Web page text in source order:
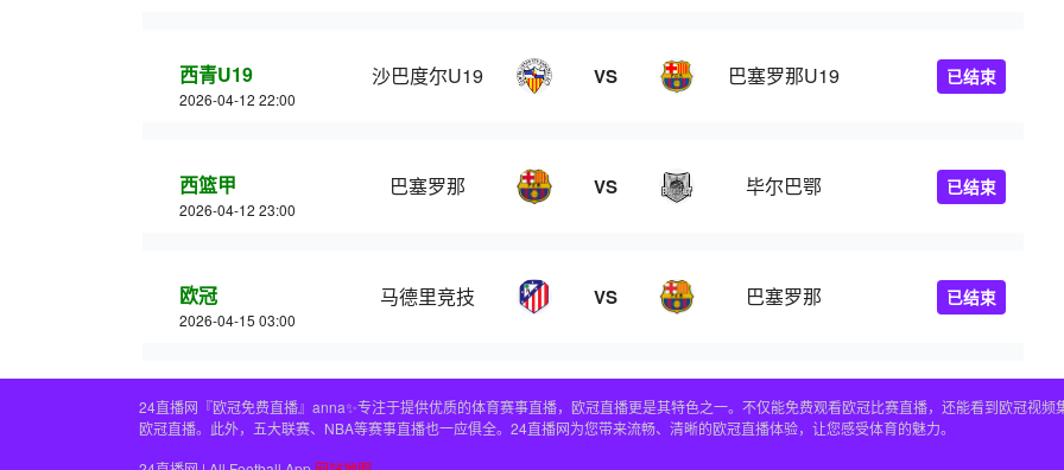
西青U19
2026-04-12 22:00
沙巴度尔U19 VS 巴塞罗那U19 已结束
西篮甲
2026-04-12 23:00
巴塞罗那 VS 毕尔巴鄂 已结束
欧冠
2026-04-15 03:00
马德里竞技 VS 巴塞罗那 已结束
24直播网『欧冠免费直播』anna✨专注于提供优质的体育赛事直播，欧冠直播更是其特色之一。不仅能免费观看欧冠比赛直播，还能看到欧冠视
欧冠直播。此外，五大联赛、NBA等赛事直播也一应俱全。24直播网为您带来流畅、清晰的欧冠直播体验，让您感受体育的魅力。